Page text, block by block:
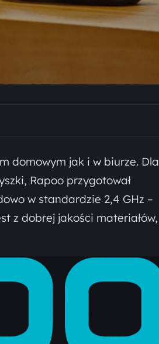
domowym jak i w biurze. Dla
Rapoo przygotował
w standardzie 2,4 GHz –
z dobrej jakości materiałów,